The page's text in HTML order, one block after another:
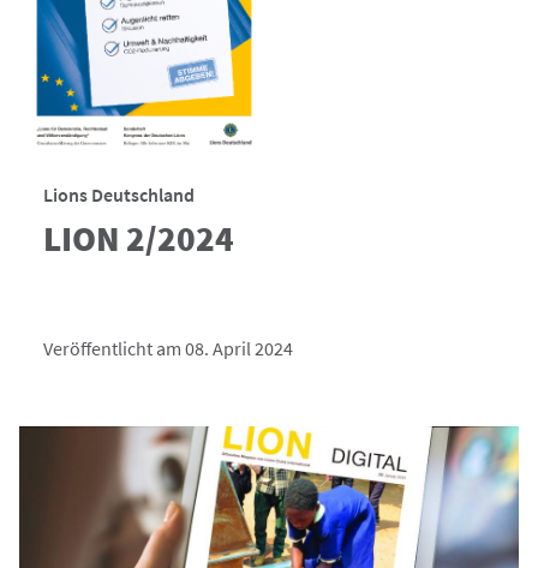
Lions Deutschland
LION 2/2024
Veröffentlicht am 08. April 2024